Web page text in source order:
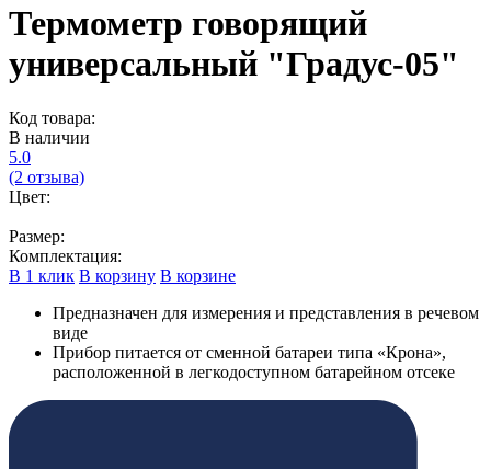
Термометр говорящий
универсальный "Градус-05"
Код товара:
В наличии
5.0
(2 отзыва)
Цвет:
Размер:
Комплектация:
В 1 клик В корзину В корзине
Предназначен для измерения и представления в речевом
виде
Прибор питается от сменной батареи типа «Крона»,
расположенной в легкодоступном батарейном отсеке